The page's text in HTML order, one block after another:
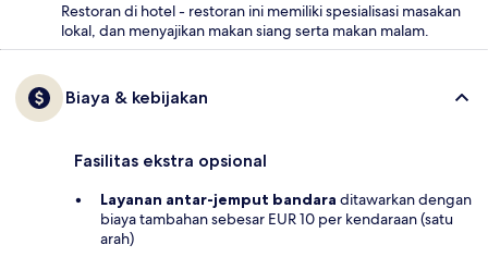
Restoran di hotel - restoran ini memiliki spesialisasi masakan
lokal, dan menyajikan makan siang serta makan malam.
Biaya & kebijakan
Fasilitas ekstra opsional
Layanan antar-jemput bandara ditawarkan dengan
biaya tambahan sebesar EUR 10 per kendaraan (satu
arah)